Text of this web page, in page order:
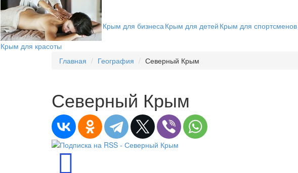
Крым для красоты
Крым для бизнесаКрым для детей Крым для спортсменов
Главная География Северный Крым
Северный Крым